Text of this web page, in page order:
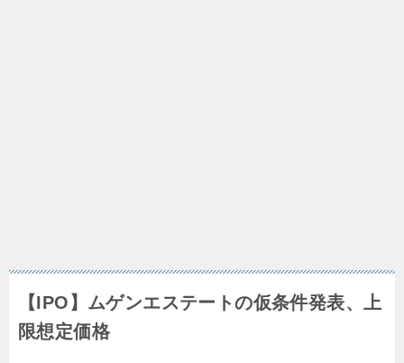
【IPO】ムゲンエステートの仮条件発表、上
限想定価格